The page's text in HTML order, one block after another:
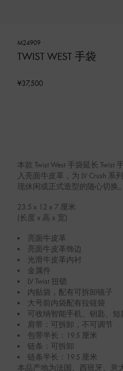
M24909
TWIST WEST 手袋
¥37,500
本款 Twist West 手袋延长
入亮面牛皮革，为 LV Crush
现休闲或正式造型的随心切换。
23.5 x 12 x 7厘米
(长度 x 高 x 宽)
亮面牛皮革
亮面牛皮革饰边
光滑牛皮革内衬
金属件
LV Twist 扭锁
内贴袋，配有可拆卸镜子
大号前内袋配有拉链袋
可收纳智能手机、钥匙、短
肩带：可拆卸，不可调节
包带半长：19.5 厘米
链条：可拆卸
链条半长：19.5 厘米
本品产地为法国、西班牙、意